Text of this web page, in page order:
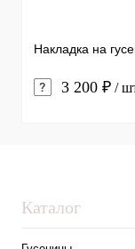
Накладка на
3 200 ₽ /
Каталог